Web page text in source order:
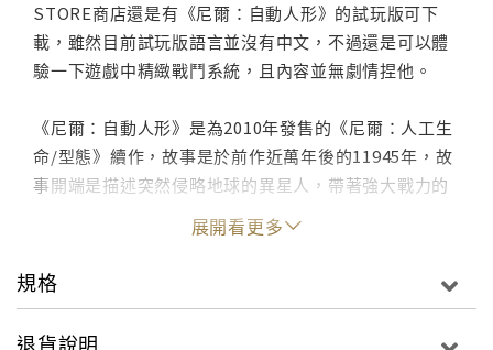
STORE商店還是有《尼爾：自動人形》的試玩版可下
載，雖然目前試玩版語言並沒有中文，不過還是可以體
驗一下遊戲中精緻戰鬥系統，且內容並無劇情捏他。
《尼爾：自動人形》是為2010年發售的《尼爾：人工生
命/型態》續作，故事是於前作近萬年後的11945年，故
事開端是描述突然侵略地球的異星人，帶著強大戰力的
機械生命體，迫使人類只能從地上逃離去了月球，為了
奪回地球，人類開始製造自動人形為士兵作戰，玩家所
操縱的角色是為最終決戦兵器部隊「YoRHa部隊」所屬
的2B。而在任務的進行中，越來越靠近的真實…
展開看更多
規格
退貨說明